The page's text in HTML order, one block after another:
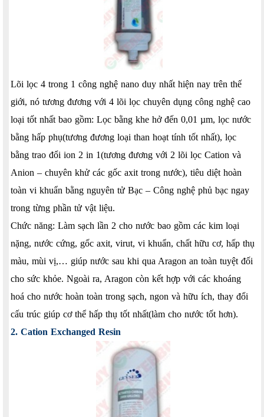
Lõi lọc 4 trong 1 công nghệ nano duy nhất hiện nay trên thế
giới, nó tương đương với 4 lõi lọc chuyên dụng công nghệ cao
loại tốt nhất bao gồm: Lọc bằng khe hở đến 0,01 µm, lọc nước
bằng hấp phụ(tương đương loại than hoạt tính tốt nhất), lọc
bằng trao đổi ion 2 in 1(tương đương với 2 lõi lọc Cation và
Anion – chuyên khử các gốc axit trong nước), tiêu diệt hoàn
toàn vi khuẩn bằng nguyên tử Bạc – Công nghệ phủ bạc ngay
trong từng phần tử vật liệu.
Chức năng: Làm sạch lần 2 cho nước bao gồm các kim loại
nặng, nước cứng, gốc axit, virut, vi khuẩn, chất hữu cơ, hấp thụ
màu, mùi vị,… giúp nước sau khi qua Aragon an toàn tuyệt đối
cho sức khỏe. Ngoài ra, Aragon còn kết hợp với các khoáng
hoá cho nước hoàn toàn trong sạch, ngon và hữu ích, thay đổi
cấu trúc giúp cơ thể hấp thụ tốt nhất(làm cho nước tốt hơn).
2. Cation Exchanged Resin